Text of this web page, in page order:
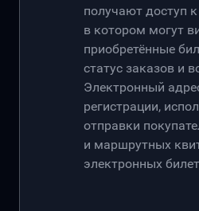
получают доступ
в котором могут
приобретённые
статус заказов и
Электронный
регистрации,
отправки
и маршрутных
электронных